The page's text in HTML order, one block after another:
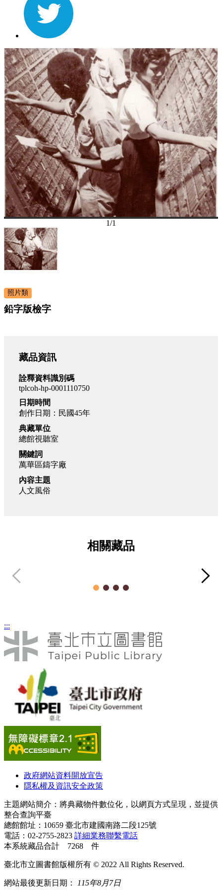
1/1
照片類
鉛字版檢字
藏品資訊
詮釋資料識別碼
tplcoh-hp-0001110750
日期時間
創作日期：民國45年
典藏單位
總館視聽室
關鍵詞
萬華區鑄字廠
內容主題
人文風俗
相關藏品
:::
政府網站資料開放宣告
隱私權及資訊安全政策
主題網站簡介：將典藏物件數位化，以網頁方式呈現，並提供
整合查詢平臺
總館館址：10659 臺北市建國南路二段125號
電話：02-2755-2823 詳細業務聯繫電話
本系統藏品合計 7268 件
臺北市立圖書館版權所有 © 2022 All Rights Reserved.
網站最後更新日期： 115年8月7日